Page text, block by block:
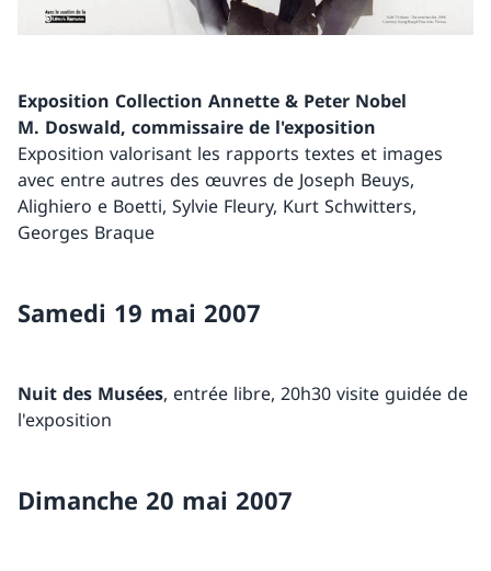
Exposition Collection Annette & Peter Nobel
M. Doswald, commissaire de l'exposition
Exposition valorisant les rapports textes et images
avec entre autres des œuvres de Joseph Beuys,
Alighiero e Boetti, Sylvie Fleury, Kurt Schwitters,
Georges Braque
Samedi 19 mai 2007
Nuit des Musées, entrée libre, 20h30 visite guidée de
l'exposition
Dimanche 20 mai 2007